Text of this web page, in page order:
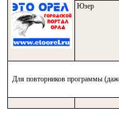
Юзер
Для повторников программы